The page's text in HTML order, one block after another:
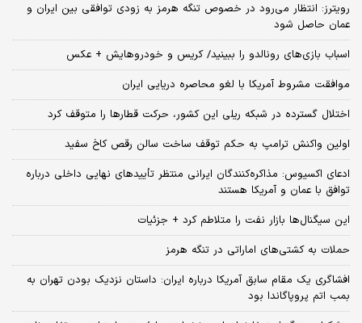
رویترز: انتظار می‌رود در خصوص تنگه هرمز به زودی توافقی بین ایران و
عمان حاصل شود
اسباب‌ بازی‌های رونالدو را ببینید/ کریس و خودروهایش + عکس
موافقت مشروط آمریکا با لغو محاصره دریایی ایران
اختلال گسترده در شبکه ریلی این کشور، حرکت قطارها را متوقف کرد
اولین واکنش ترامپ به حکم توقف ساخت سالن رقص کاخ سفید
ادعای اکسیوس: مذاکره‌کنندگان ایرانی منتظر تأییدهای نهایی داخلی درباره
توافق با عمان و آمریکا هستند
این سیگنال‌ها بازار نفت را متلاطم کرد + جزئیات
حملات به کشتی‌های اماراتی در تنگه هرمز
افشاگری یک مقام سابق آمریکا درباره ایران: داستان نزدیک بودن تهران به
بمب اتم پروپاگاندا بود